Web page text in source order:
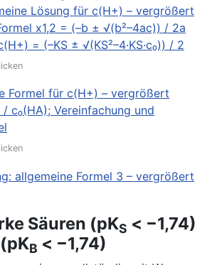
Säuren (pKS < −1,74)
B < −1,74)